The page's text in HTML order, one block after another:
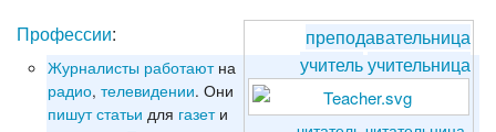
преподавательница
учительучительница
Профессии:
Журналисты работаютна
радио,телевидении. Они
пишут статьи для газети